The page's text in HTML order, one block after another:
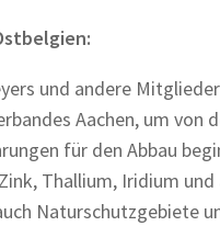
und andere
Aachen, um
für den Abbau
Thallium, Iridium
Naturschutzgebiete